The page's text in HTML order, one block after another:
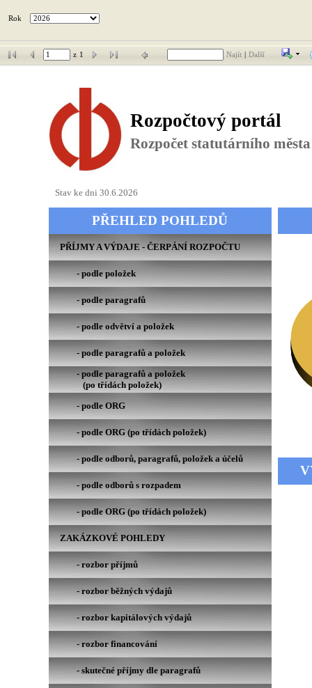
Rok
z 1 Najít Další
Rozpočtový portál
Rozpočet statutárního
Stav ke dni 30.6.2026
PŘEHLED POHLEDŮ
PŘÍJMY A VÝDAJE - ČERPÁNÍ ROZPOČTU
- podle položek
- podle paragrafů
- podle odvětví a položek
- podle paragrafů a položek
- podle paragrafů a položek
   (po třídách položek)
- podle ORG
- podle ORG (po třídách položek)
- podle odborů, paragrafů, položek a účelů
- podle odborů s rozpadem
- podle ORG (po třídách položek)
ZAKÁZKOVÉ POHLEDY
- rozbor příjmů
- rozbor běžných výdajů
- rozbor kapitálových výdajů
- rozbor financování
- skutečné příjmy dle paragrafů